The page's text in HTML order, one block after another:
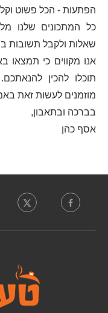
הפתעות - הכל פשוט
כל המתכונים שלנו
שאלות ולקבל תשובות
אנו מקווים כי תמצאו
תוכלו להכין
מוזמנים לעשות זאת
בברכה ובתאבון,
אסף כהן